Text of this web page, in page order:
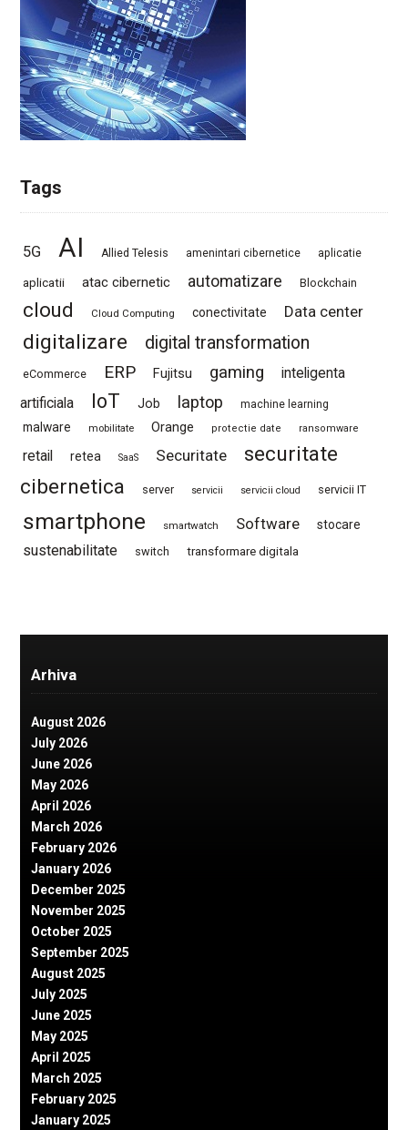
Tags
5G AI Allied Telesis amenintari cibernetice aplicatie
aplicatii atac cibernetic automatizare Blockchain
cloud Cloud Computing conectivitate Data center
digitalizare digital transformation
eCommerce ERP Fujitsu gaming
inteligenta
artificiala
IoT Job laptop machine learning
malware mobilitate Orange protectie date ransomware
retail retea SaaS Securitate
securitate
cibernetica
server servicii servicii cloud servicii IT
smartphone smartwatch Software stocare
sustenabilitate switch transformare digitala
Arhiva
August 2026
July 2026
June 2026
May 2026
April 2026
March 2026
February 2026
January 2026
December 2025
November 2025
October 2025
September 2025
August 2025
July 2025
June 2025
May 2025
April 2025
March 2025
February 2025
January 2025